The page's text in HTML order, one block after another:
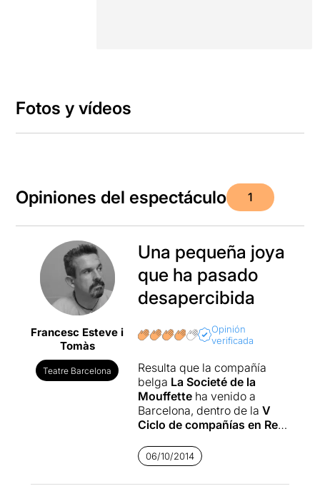
Fotos y vídeos
Opiniones del espectáculo 1
Francesc Esteve i
Tomàs
Teatre Barcelona
Una pequeña joya
que ha pasado
desapercibida
Opinión
verificada
Resulta que la compañía
belga La Societé de la
Mouffetteha venido a
Barcelona, dentro de la V
Ciclo de compañías en Red,
ha pasado un poco
escondido entre los
espectadores. Hay que
06/10/2014